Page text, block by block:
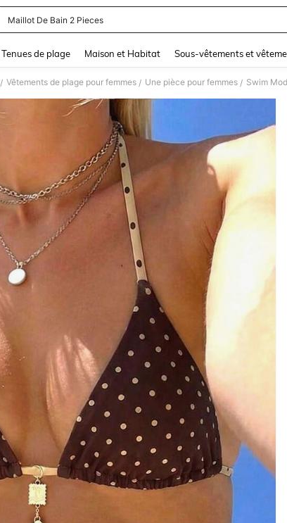
Maillot De Bain 2 Pieces
Tenues de plage Maison et Habitat Sous-vêtements et
/ Vêtements de plage pour femmes / Une pièce pour femmes /